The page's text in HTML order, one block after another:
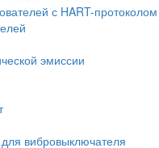
с HART-протоколом
эмиссии
вибровыключателя